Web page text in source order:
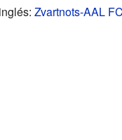
Zvartnots-AAL